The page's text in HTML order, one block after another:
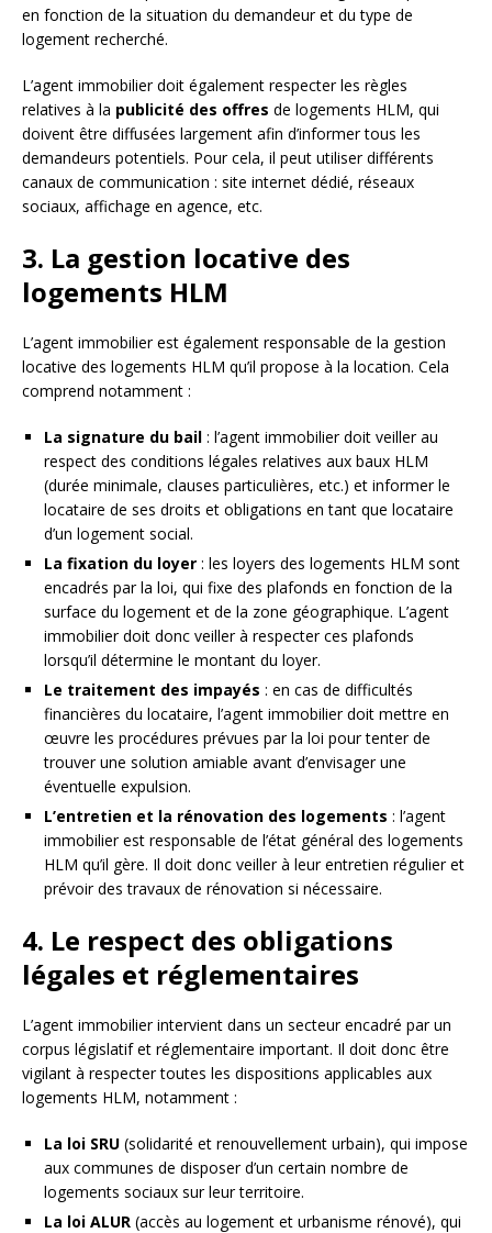
en fonction de la situation du demandeur et du type de
logement recherché.
L’agent immobilier doit également respecter les règles
relatives à la publicité des offres de logements HLM, qui
doivent être diffusées largement afin d’informer tous les
demandeurs potentiels. Pour cela, il peut utiliser différents
canaux de communication : site internet dédié, réseaux
sociaux, affichage en agence, etc.
3. La gestion locative des
logements HLM
L’agent immobilier est également responsable de la gestion
locative des logements HLM qu’il propose à la location. Cela
comprend notamment :
La signature du bail : l’agent immobilier doit veiller au
respect des conditions légales relatives aux baux HLM
(durée minimale, clauses particulières, etc.) et informer le
locataire de ses droits et obligations en tant que locataire
d’un logement social.
La fixation du loyer : les loyers des logements HLM sont
encadrés par la loi, qui fixe des plafonds en fonction de la
surface du logement et de la zone géographique. L’agent
immobilier doit donc veiller à respecter ces plafonds
lorsqu’il détermine le montant du loyer.
Le traitement des impayés : en cas de difficultés
financières du locataire, l’agent immobilier doit mettre en
œuvre les procédures prévues par la loi pour tenter de
trouver une solution amiable avant d’envisager une
éventuelle expulsion.
L’entretien et la rénovation des logements : l’agent
immobilier est responsable de l’état général des logements
HLM qu’il gère. Il doit donc veiller à leur entretien régulier et
prévoir des travaux de rénovation si nécessaire.
4. Le respect des obligations
légales et réglementaires
L’agent immobilier intervient dans un secteur encadré par un
corpus législatif et réglementaire important. Il doit donc être
vigilant à respecter toutes les dispositions applicables aux
logements HLM, notamment :
La loi SRU (solidarité et renouvellement urbain), qui impose
aux communes de disposer d’un certain nombre de
logements sociaux sur leur territoire.
La loi ALUR (accès au logement et urbanisme rénové), qui